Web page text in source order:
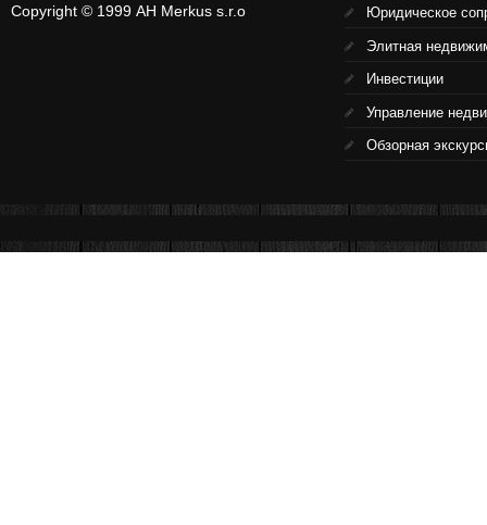
Copyright © 1999 АН Merkus s.r.o Юридическое
Элитная
Инвестиции
Управление
Обзорная